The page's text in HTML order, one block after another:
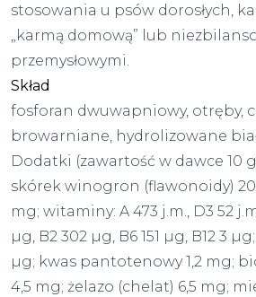
stosowania u psów dorosłych,
„karmą domową” lub
przemysłowymi.
Skład
fosforan dwuwapniowy, otręby,
browarniane, hydrolizowane
Dodatki (zawartość w dawce 10
skórek winogron (flawonoidy)
mg; witaminy: A 473 j.m., D3 52
µg, B2 302 µg, B6 151 µg, B12 3
µg; kwas pantotenowy 1,2 mg;
4,5 mg; żelazo (chelat) 6,5 mg;